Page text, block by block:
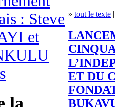
: Steve
et
» tout le texte
ET DU